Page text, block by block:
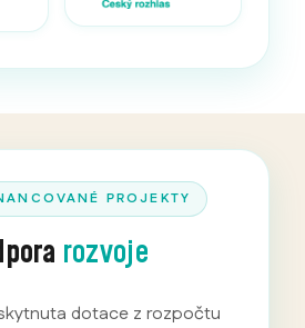
PROJEKTY
rozvoje
dotace z rozpočtu